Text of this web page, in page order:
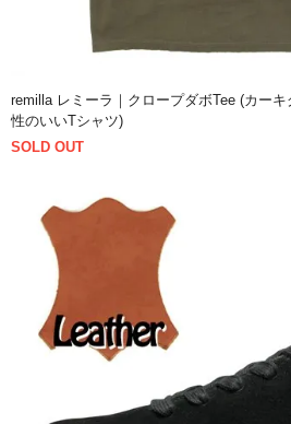
remilla レミーラ｜クロープダボTee (カー
性のいいTシャツ)
SOLD OUT